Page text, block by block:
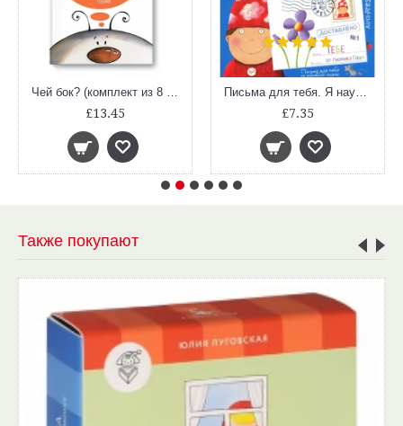
Чей бок? (комплект из 8 книг)
£13.45
Письма для тебя. Я научу тебя читать. Уровень 1
£7.35
Также покупают